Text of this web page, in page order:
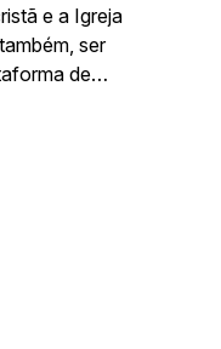
e a Igreja
ser
de